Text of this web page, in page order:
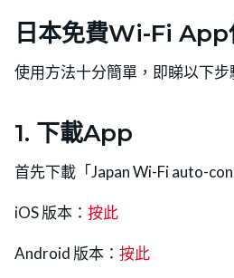
日本免費Wi-Fi App
使用方法十分簡單，即睇以下步
1. 下載App
首先下載「Japan Wi-Fi auto-
iOS 版本： 按此
Android 版本： 按此